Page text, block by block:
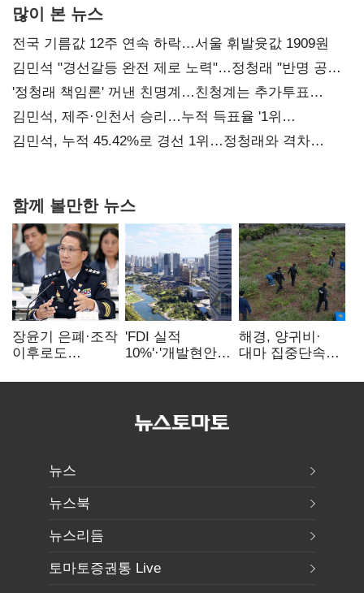
많이 본 뉴스
전국 기름값 12주 연속 하락…서울 휘발윳값 1909원
김민석 "경선갈등 완전 제로 노력"…정청래 "반명 공세
사과부터"
'정청래 책임론' 꺼낸 친명계…친청계는 추가투표
때리기
김민석, 제주·인천서 승리…누적 득표율 '1위
탈환'(종합)
김민석, 누적 45.42%로 경선 1위…정청래와 격차
함께 볼만한 뉴스
장윤기 은폐·조작
이후로도
내부비위…경찰
'FDI 실적
10%'·'개발현안
인천경제청장
해경, 양귀비·
대마 집중단속…
249명 검거
뉴스
뉴스북
뉴스리듬
토마토증권통 Live